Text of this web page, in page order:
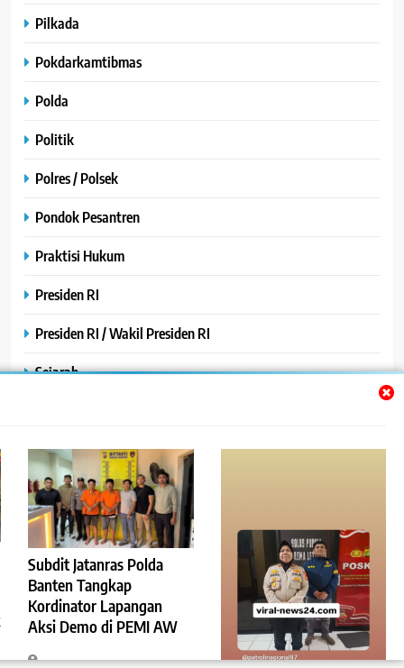
Subdit Jatanras Polda
Banten Tangkap
Kordinator Lapangan
Aksi Demo di PEMI AW
Pilkada
Pokdarkamtibmas
Polda
Politik
Polres / Polsek
Pondok Pesantren
Praktisi Hukum
Presiden RI
Presiden RI / Wakil Presiden RI
Sejarah
SPPG /MBG
TNI AU
TNI POLRI
Uncategorized
Yayasan